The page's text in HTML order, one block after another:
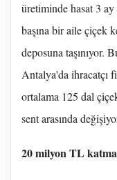
üretiminde hasat 3
başına bir aile çiçek
deposuna taşınıyor.
Antalya'da ihracatçı
ortalama 125 dal
sent arasında
20 milyon TL